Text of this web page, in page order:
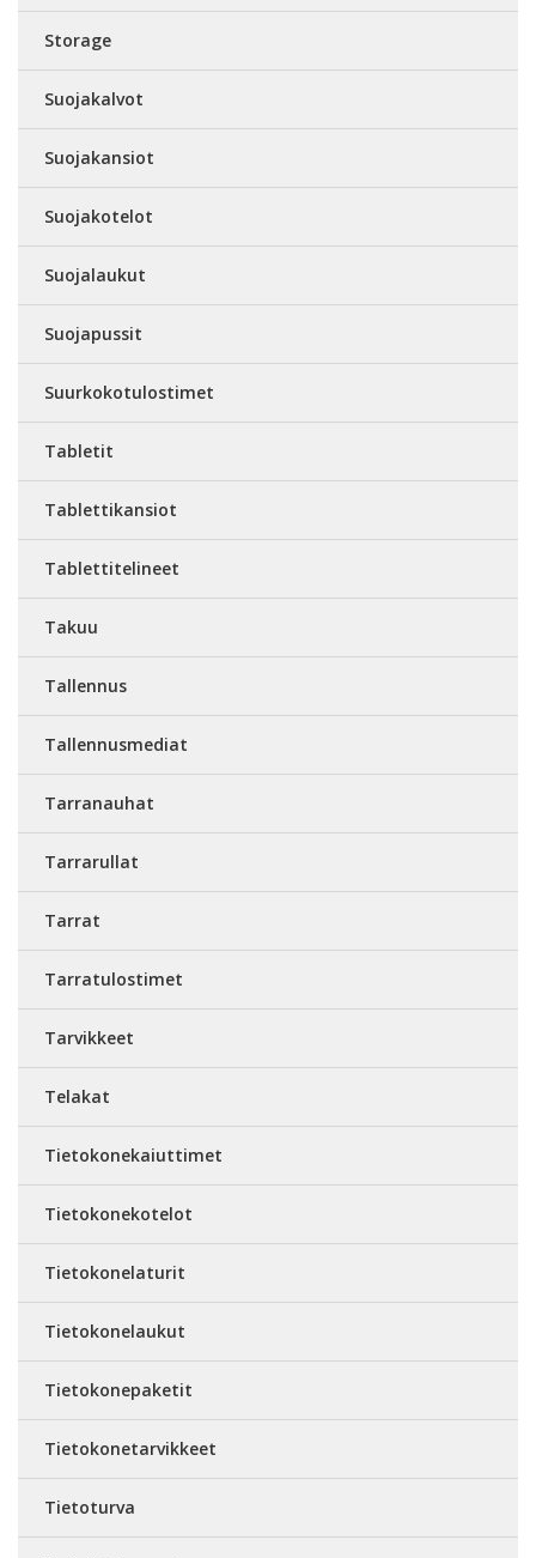
Storage
Suojakalvot
Suojakansiot
Suojakotelot
Suojalaukut
Suojapussit
Suurkokotulostimet
Tabletit
Tablettikansiot
Tablettitelineet
Takuu
Tallennus
Tallennusmediat
Tarranauhat
Tarrarullat
Tarrat
Tarratulostimet
Tarvikkeet
Telakat
Tietokonekaiuttimet
Tietokonekotelot
Tietokonelaturit
Tietokonelaukut
Tietokonepaketit
Tietokonetarvikkeet
Tietoturva